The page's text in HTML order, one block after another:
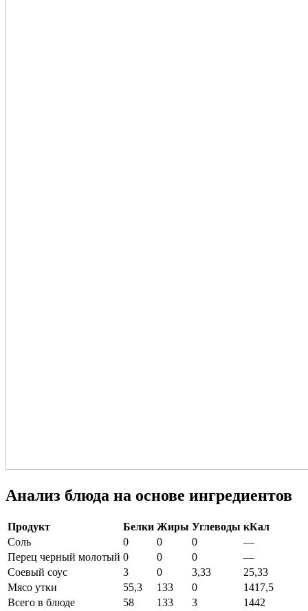
Анализ блюда на основе ингредиентов
Продукт Белки Жиры Углеводы кКал
Соль
0 0 0
—
Перец черный молотый 0 0 0
—
Соевый соус
3 0 3,33
25,33
Мясо утки
55,3 133 0
1417,5
Всего в блюде
58 133 3
1442